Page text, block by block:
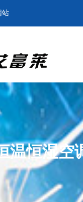
站
温恒湿空